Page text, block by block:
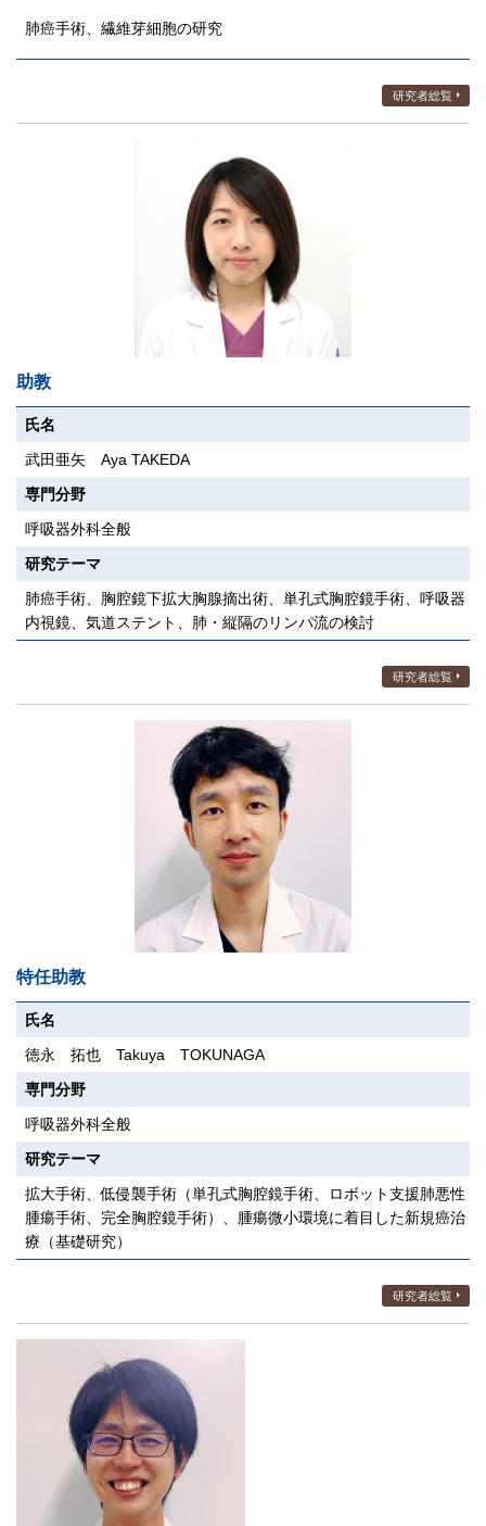
肺癌手術、繊維芽細胞の研究
研究者総覧
助教
氏名
武田亜矢 Aya TAKEDA
専門分野
呼吸器外科全般
研究テーマ
肺癌手術、胸腔鏡下拡大胸腺摘出術、単孔式胸腔鏡手術、呼吸器
内視鏡、気道ステント、肺・縦隔のリンパ流の検討
研究者総覧
特任助教
氏名
徳永 拓也 Takuya TOKUNAGA
専門分野
呼吸器外科全般
研究テーマ
拡大手術、低侵襲手術（単孔式胸腔鏡手術、ロボット支援肺悪性
腫瘍手術、完全胸腔鏡手術）、腫瘍微小環境に着目した新規癌治
療（基礎研究）
研究者総覧